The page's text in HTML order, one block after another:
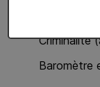
Criminalité
Baromètre